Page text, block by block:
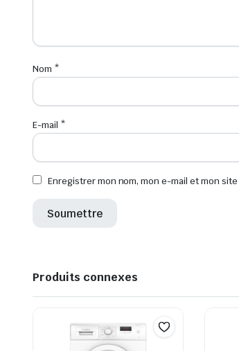
Nom *
E-mail *
Enregistrer mon nom, mon e-mail et mon
Produits connexes